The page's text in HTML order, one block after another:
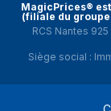
MagicPrices® est
(filiale du groupe
RCS Nantes
Siège social :